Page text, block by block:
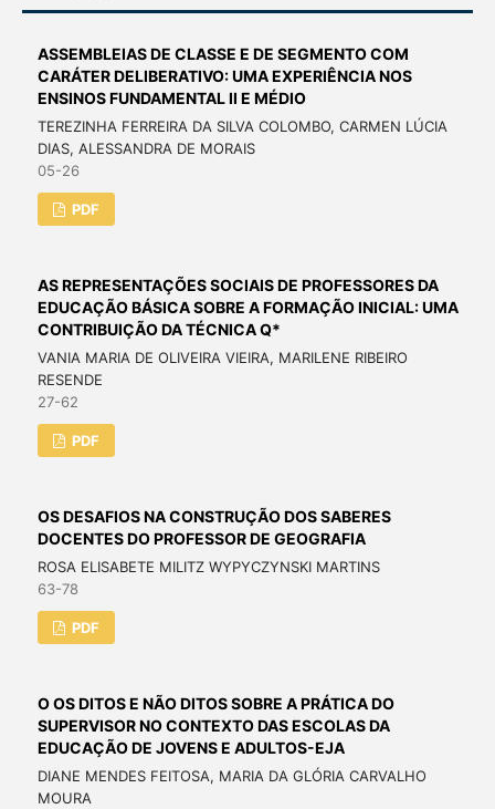
ASSEMBLEIAS DE CLASSE E DE SEGMENTO COM
CARÁTER DELIBERATIVO: UMA EXPERIÊNCIA NOS
ENSINOS FUNDAMENTAL II E MÉDIO
TEREZINHA FERREIRA DA SILVA COLOMBO, CARMEN LÚCIA
DIAS, ALESSANDRA DE MORAIS
05-26
PDF
AS REPRESENTAÇÕES SOCIAIS DE PROFESSORES DA
EDUCAÇÃO BÁSICA SOBRE A FORMAÇÃO INICIAL: UMA
CONTRIBUIÇÃO DA TÉCNICA Q*
VANIA MARIA DE OLIVEIRA VIEIRA, MARILENE RIBEIRO
RESENDE
27-62
PDF
OS DESAFIOS NA CONSTRUÇÃO DOS SABERES
DOCENTES DO PROFESSOR DE GEOGRAFIA
ROSA ELISABETE MILITZ WYPYCZYNSKI MARTINS
63-78
PDF
O OS DITOS E NÃO DITOS SOBRE A PRÁTICA DO
SUPERVISOR NO CONTEXTO DAS ESCOLAS DA
EDUCAÇÃO DE JOVENS E ADULTOS-EJA
DIANE MENDES FEITOSA, MARIA DA GLÓRIA CARVALHO
MOURA